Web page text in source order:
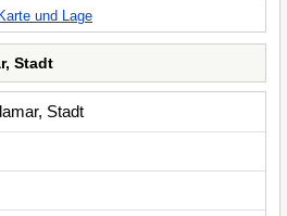
Karte und Lage
Stadt
Stadt